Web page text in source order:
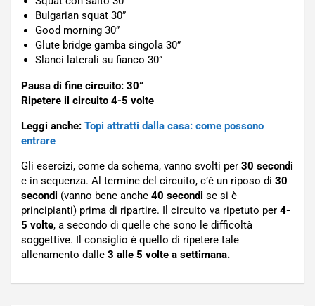
Bulgarian squat 30”
Good morning 30”
Glute bridge gamba singola 30”
Slanci laterali su fianco 30”
Pausa di fine circuito: 30”
Ripetere il circuito 4-5 volte
Leggi anche: Topi attratti dalla casa: come possono
entrare
Gli esercizi, come da schema, vanno svolti per 30 secondi
e in sequenza. Al termine del circuito, c’è un riposo di 30
secondi (vanno bene anche 40 secondi se si è
principianti) prima di ripartire. Il circuito va ripetuto per 4-
5 volte, a secondo di quelle che sono le difficoltà
soggettive. Il consiglio è quello di ripetere tale
allenamento dalle 3 alle 5 volte a settimana.